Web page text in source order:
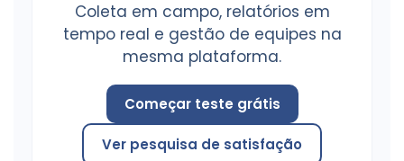
Coleta em campo, relatórios em
tempo real e gestão de equipes na
mesma plataforma.
Começar teste grátis
Ver pesquisa de satisfação